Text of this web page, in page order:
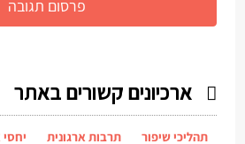
ארכיונים קשורים באתר
תהליכי שיפור תרבות ארגונית